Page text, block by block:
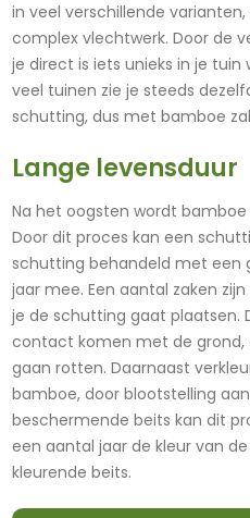
in veel verschillende
complex vlechtwerk. Door de
je direct is iets unieks in je
veel tuinen zie je steeds
schutting, dus met bamboe
Lange levensduur
Na het oogsten wordt
Door dit proces kan een
schutting behandeld met een
jaar mee. Een aantal zaken
je de schutting gaat plaatsen.
contact komen met de
gaan rotten. Daarnaast
bamboe, door blootstelling
beschermende beits kan dit
een aantal jaar de kleur van
kleurende beits.